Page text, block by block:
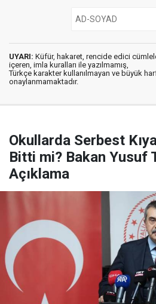
UYARI: Küfür, hakaret, rencide edici
içeren, imla kuralları ile yazılmamış,
Türkçe karakter kullanılmayan ve büyük
onaylanmamaktadır.
Okullarda Serbest
Bitti mi? Bakan Yusuf
Açıklama